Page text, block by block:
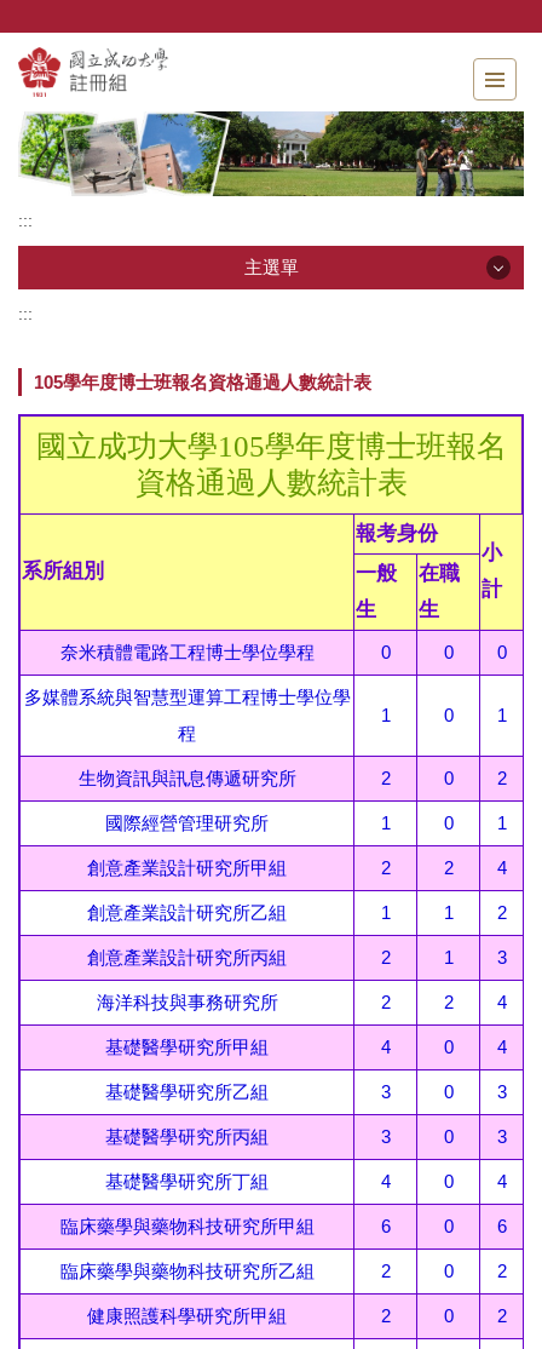
主
要
內
容
區
:::
主選單
單位介紹
相關法規
線上服務分眾入口
教師線上服務
輔系、雙主修、轉系
註冊及繳費須知
學雜費收費標準
學術榮譽專區
自動繳費機服務專區
統計資料
本組位置圖
:::
105學年度博士班報名資格通過人數統計表
國立成功大學105學年度博士班報名
資格通過人數統計表
系所組別
報考身份
小
計
一般
生
在職
生
奈米積體電路工程博士學位學程 0 0 0
多媒體系統與智慧型運算工程博士學位學
程
1 0 1
生物資訊與訊息傳遞研究所 2 0 2
國際經營管理研究所 1 0 1
創意產業設計研究所甲組 2 2 4
創意產業設計研究所乙組 1 1 2
創意產業設計研究所丙組 2 1 3
海洋科技與事務研究所 2 2 4
基礎醫學研究所甲組 4 0 4
基礎醫學研究所乙組 3 0 3
基礎醫學研究所丙組 3 0 3
基礎醫學研究所丁組 4 0 4
臨床藥學與藥物科技研究所甲組 6 0 6
臨床藥學與藥物科技研究所乙組 2 0 2
健康照護科學研究所甲組 2 0 2